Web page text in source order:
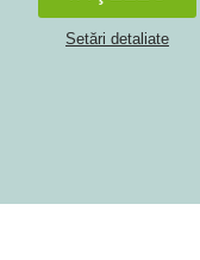
Setări detaliate